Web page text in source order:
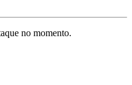
no momento.